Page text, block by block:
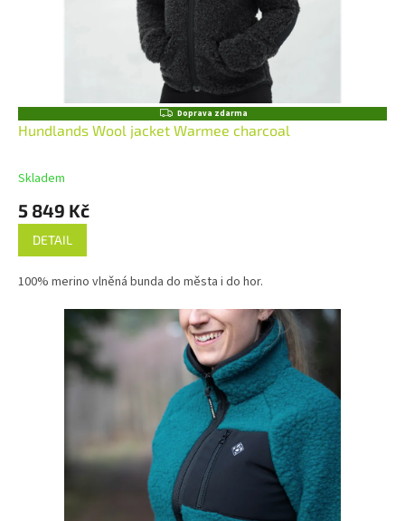
Z
D
A
Doprava zdarma
Hundlands Wool jacket Warmee charcoal
Skladem
5 849 Kč
DETAIL
100% merino vlněná bunda do města i do hor.